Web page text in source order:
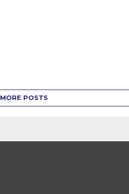
MORE POSTS